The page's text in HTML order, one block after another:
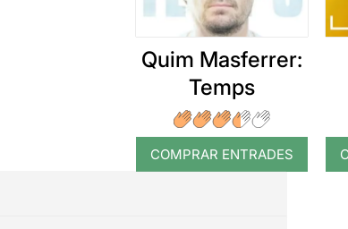
Quim Masferrer:
Temps
COMPRAR ENTRADES